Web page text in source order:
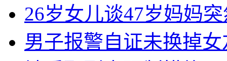
26岁女儿谈47岁妈妈
男子报警自证未换掉